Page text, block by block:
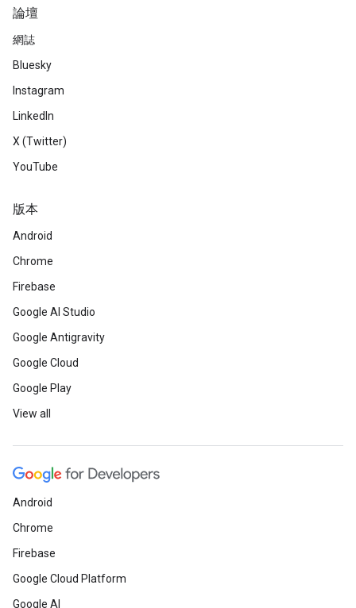
論壇
網誌
Bluesky
Instagram
LinkedIn
X (Twitter)
YouTube
版本
Android
Chrome
Firebase
Google AI Studio
Google Antigravity
Google Cloud
Google Play
View all
Android
Chrome
Firebase
Google Cloud Platform
Google AI